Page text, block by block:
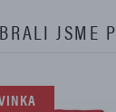
JSME